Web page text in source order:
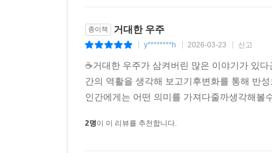
종이책 거대한 우주
y********h 2026-03-23 신고
☕️거대한 우주가 삼켜버린 많은 이야기가 있
간의 역활을 생각해 보고기후변화를 통해 반
인간에게는 어떤 의미를 가져다줄까생각해볼
2명이 이 리뷰를 추천합니다.